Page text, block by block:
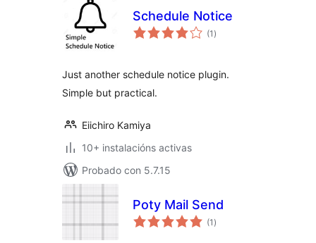
Schedule Notice
(1 valoracións
totais
)
Just another schedule notice plugin.
Simple but practical.
Eiichiro Kamiya
10+ instalacións activas
Probado con 5.7.15
Poty Mail Send
(1 valoracións
totais
)